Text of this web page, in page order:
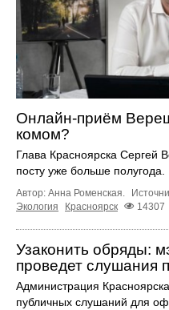
Онлайн-приём
комом?
Глава Красноярска Сергей
посту уже больше полугода.
Автор: Анна Роменская.
Экология
Красноярск 14307
Узаконить обряды:
проведет слушания
Администрация
публичных слушаний для